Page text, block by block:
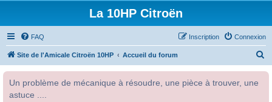
La 10HP Citroën
FAQ Connexion
Inscription
Site de l'Amicale Citroën 10HP Accueil du forum
Un problème de mécanique à résoudre, une pièce à trouver, une
astuce ....